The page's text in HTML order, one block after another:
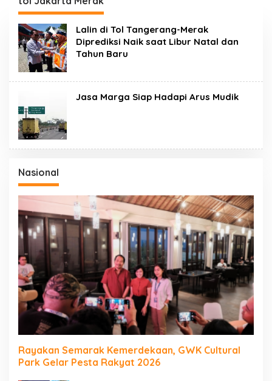
Lalin di Tol Tangerang-Merak
Diprediksi Naik saat Libur Natal dan
Tahun Baru
Jasa Marga Siap Hadapi Arus Mudik
Nasional
Rayakan Semarak Kemerdekaan, GWK Cultural
Park Gelar Pesta Rakyat 2026